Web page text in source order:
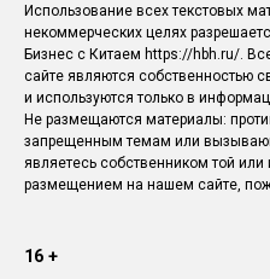
Использование всех текстовых
некоммерческих целях
Бизнес с Китаем https://hbh.ru/.
сайте являются собственностью
и используются только в
Не размещаются материалы:
запрещенным темам или
являетесь собственником той
размещением на нашем сайте,
16 +